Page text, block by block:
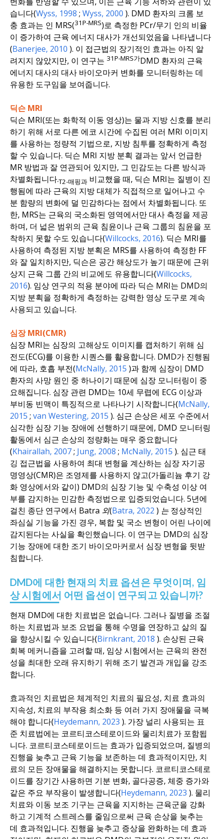
습니다(Wyss, 1998 ; Wyss, 2000 ). DMD 환자의 크롬 보
충 효과는 인 MRS(31P-MRS)로 측정한 PCr/무기 인의 비율
이 증가하여 근육 에너지 대사가 개선되었음을 나타냅니다
(Banerjee, 2010 ). 이 접근법의 장기적인 효과는 아직 알
려지지 않았지만, 이 연구는 31P-MRS가DMD 환자의 근육
에너지 대사의 대사 바이오마커 변화를 모니터링하는 데
유용한 도구임을 보여줍니다.
딕슨 MRI
딕슨 MRI(또는 화학적 이동 영상)는 물과 지방 신호를 분리
하기 위해 서로 다른 에코 시간에 수집된 여러 MRI 이미지
를 사용하는 정량적 기법으로, 지방 침투를 정확하게 측정
할 수 있습니다. 딕슨 MRI 지방 분획 결과는 앞서 언급한
MR 방법과 잘 연관되어 있지만, 그 민감도는 다른 방식과
차별화됩니다.T2-매핑과 비교했을 때, 딕슨 MRI는 질병이 진
행됨에 따라 근육의 지방 대체가 직접적으로 일어나고 수
분 함량의 변화에 덜 민감하다는 점에서 차별화됩니다. 또
한, MRS는 근육의 국소화된 영역에서만 대사 측정을 제공
하며, 더 넓은 범위의 근육 침윤이나 근육 그룹의 침윤을 포
착하지 못할 수도 있습니다(Willcocks, 2016). 딕슨 MRI를
사용하여 측정된 지방 분획은 MRS를 사용하여 측정한 FF
와 잘 일치하지만, 딕슨은 공간 해상도가 높기 때문에 근위
상지 근육 그룹 간의 비교에도 유용합니다(Willcocks,
2016). 임상 연구의 적용 분야에 따라 딕슨 MRI는 DMD의
지방 분획을 정확하게 측정하는 강력한 영상 도구로 계속
사용되고 있습니다.
심장 MRI(CMR)
심장 MRI는 심장의 고해상도 이미지를 캡처하기 위해 심
전도(ECG)를 이용한 시퀀스를 활용합니다. DMD가 진행됨
에 따라, 호흡 부전(McNally, 2015 )과 함께 심장이 DMD
환자의 사망 원인 중 하나이기 때문에 심장 모니터링이 중
요해집니다. 심장 관련 DMD는 10세 무렵에 ECG 이상과
부비동 빈맥이 특징적으로 나타나기 시작합니다(McNally,
2015 ; van Westering, 2015 ). 심근 손상은 세포 수준에서
심각한 심장 기능 장애에 선행하기 때문에, DMD 모니터링
활동에서 심근 손상의 정량화는 매우 중요합니다
(Khairallah, 2007; Jung, 2008 ; McNally, 2015 ). 심근 태
깅 접근법을 사용하여 최대 변형을 계산하는 심장 자기공
명영상(CMR)은 조영제를 사용하지 않고(가돌리늄 후기 강
화 영상에서와 같이) DMD의 심장 기능 및 수축성 이상 여
부를 감지하는 민감한 측정법으로 입증되었습니다. 5년에
걸친 종단 연구에서 Batra 외(Batra, 2022 ) 는 정상적인
좌심실 기능을 가진 경우, 복합 및 국소 변형이 어린 나이에
감지된다는 사실을 확인했습니다. 이 연구는 DMD의 심장
기능 장애에 대한 조기 바이오마커로서 심장 변형을 뒷받
침합니다.
DMD에 대한 현재의 치료 옵션은 무엇이며, 임
상 시험에서 어떤 옵션이 연구되고 있습니까?
현재 DMD에 대한 치료법은 없습니다. 그러나 질병을 조절
하는 치료법과 보조 요법을 통해 수명을 연장하고 삶의 질
을 향상시킬 수 있습니다(Birnkrant, 2018 ). 손상된 근육
회복 메커니즘을 고려할 때, 임상 시험에서는 근육의 완전
성을 최대한 오래 유지하기 위해 조기 발견과 개입을 강조
합니다.
효과적인 치료법은 체계적인 치료의 필요성, 치료 효과의
지속성, 치료의 부작용 최소화 등 여러 가지 장애물을 극복
해야 합니다(Heydemann, 2023 ). 가장 널리 사용되는 표
준 치료법에는 코르티코스테로이드와 물리치료가 포함됩
니다. 코르티코스테로이드는 효과가 입증되었으며, 질병의
진행을 늦추고 근육 기능을 보존하는 데 효과적이지만, 치
료의 모든 장애물을 해결하지는 못합니다. 코르티코스테로
이드를 장기간 사용하면 기분 변화, 골다공증, 체중 증가와
같은 주요 부작용이 발생합니다(Heydemann, 2023 ). 물리
치료와 이동 보조 기구는 근육을 지지하는 근육군을 강화
하고 기계적 스트레스를 줄임으로써 근육 손상을 늦추는
데 효과적입니다. 진행을 늦추고 증상을 완화하는 데 효과